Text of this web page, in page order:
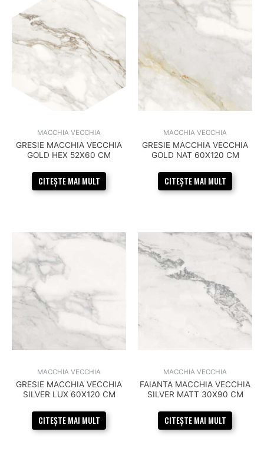
MACCHIA VECCHIA
GRESIE MACCHIA VECCHIA
GOLD HEX 52X60 CM
CITEȘTE MAI MULT
MACCHIA VECCHIA
GRESIE MACCHIA VECCHIA
GOLD NAT 60X120 CM
CITEȘTE MAI MULT
MACCHIA VECCHIA
GRESIE MACCHIA VECCHIA
SILVER LUX 60X120 CM
CITEȘTE MAI MULT
MACCHIA VECCHIA
FAIANTA MACCHIA VECCHIA
SILVER MATT 30X90 CM
CITEȘTE MAI MULT